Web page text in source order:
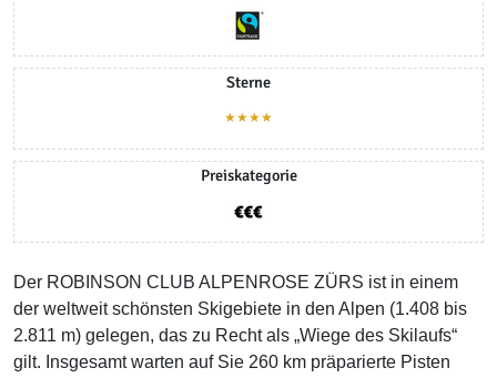
Sterne
★★★★
Preiskategorie
Der ROBINSON CLUB ALPENROSE ZÜRS ist in einem
der weltweit schönsten Skigebiete in den Alpen (1.408 bis
2.811 m) gelegen, das zu Recht als „Wiege des Skilaufs“
gilt. Insgesamt warten auf Sie 260 km präparierte Pisten